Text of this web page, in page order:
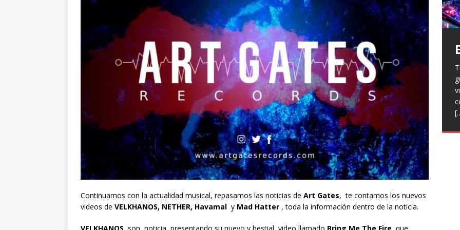
Continuamos con la actualidad musical, repasamos las noticias de Art Gates, te contamos los nuevos
videos de VELKHANOS, NETHER, Havamal y Mad Hatter , toda la información dentro de la noticia.
VELKHANOS son noticia presentando su nuevo y bestial video llamado Bring Me The Fire que